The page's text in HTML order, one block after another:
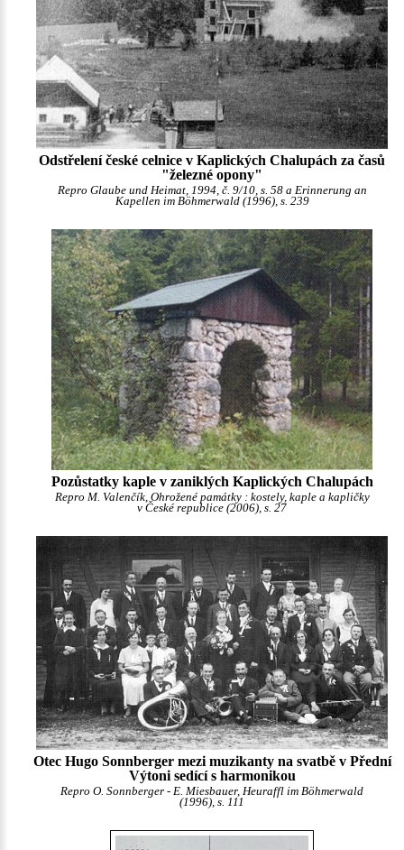
Odstřelení české celnice v Kaplických Chalupách za časů
"železné opony"
Repro Glaube und Heimat, 1994, č. 9/10, s. 58 a Erinnerung an
Kapellen im Böhmerwald (1996), s. 239
Pozůstatky kaple v zaniklých Kaplických Chalupách
Repro M. Valenčík, Ohrožené památky : kostely, kaple a kapličky
v České republice (2006), s. 27
Otec Hugo Sonnberger mezi muzikanty na svatbě v Přední
Výtoni sedící s harmonikou
Repro O. Sonnberger - E. Miesbauer, Heuraffl im Böhmerwald
(1996), s. 111